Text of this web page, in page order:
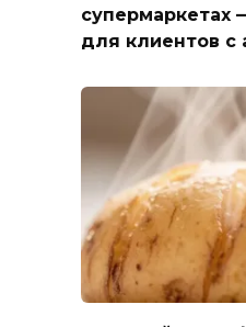
супермаркетах
для клиентов с